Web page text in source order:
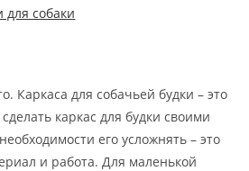
для собаки
Каркаса для собачьей будки – это
каркас для будки своими
его усложнять – это
и работа. Для маленькой